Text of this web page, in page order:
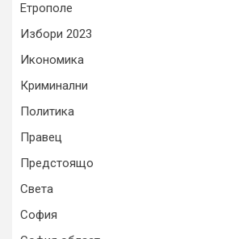
Етрополе
Избори 2023
Икономика
Криминални
Политика
Правец
Предстоящо
Света
София